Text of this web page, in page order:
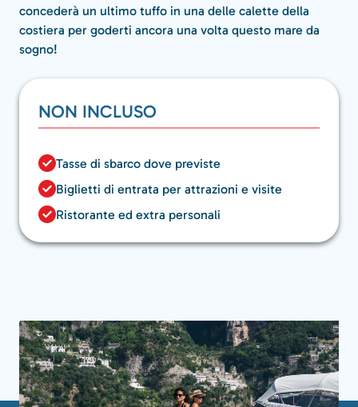
concederà un ultimo tuffo in una delle calette della
costiera per goderti ancora una volta questo mare da
sogno!
NON INCLUSO
Tasse di sbarco dove previste
Biglietti di entrata per attrazioni e visite
Ristorante ed extra personali